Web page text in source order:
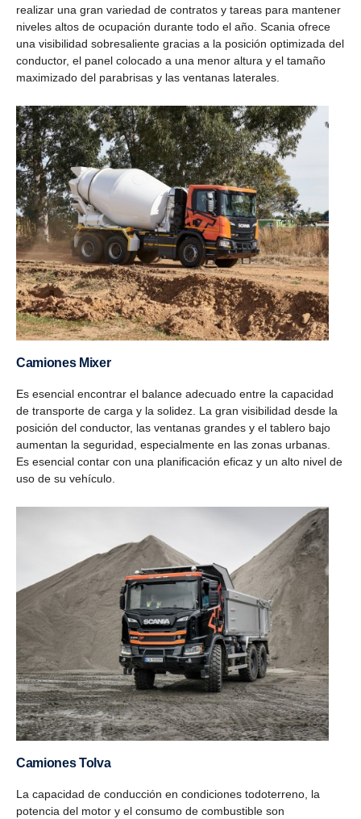
realizar una gran variedad de contratos y tareas para mantener
niveles altos de ocupación durante todo el año. Scania ofrece
una visibilidad sobresaliente gracias a la posición optimizada del
conductor, el panel colocado a una menor altura y el tamaño
maximizado del parabrisas y las ventanas laterales.
Camiones Mixer
Es esencial encontrar el balance adecuado entre la capacidad
de transporte de carga y la solidez. La gran visibilidad desde la
posición del conductor, las ventanas grandes y el tablero bajo
aumentan la seguridad, especialmente en las zonas urbanas.
Es esencial contar con una planificación eficaz y un alto nivel de
uso de su vehículo.
Camiones Tolva
La capacidad de conducción en condiciones todoterreno, la
potencia del motor y el consumo de combustible son